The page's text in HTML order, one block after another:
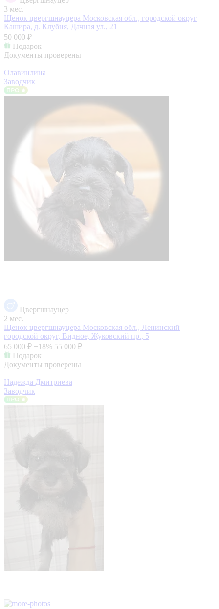
3 мес.
Щенок цвергшнауцера Московская обл., городской округ
Кашира, д. Клубня, Дачная ул., 21
50 000 ₽
Подарок
Документы проверены
Олавинлина
Заводчик
Цвергшнауцер
2 мес.
Щенок цвергшнауцера Московская обл., Ленинский
городской округ, Видное, Жуковский пр., 5
65 000 ₽ +18% 55 000 ₽
Подарок
Документы проверены
Надежда Дмитриева
Заводчик